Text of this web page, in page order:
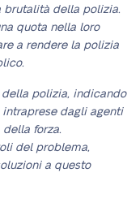
brutalità della polizia.
quota nella loro
a rendere la polizia
polizia, indicando
dagli agenti
forza.
del problema,
a questo